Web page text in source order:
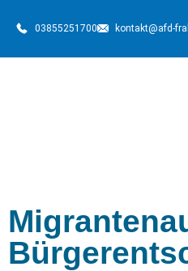
03855251700 kontakt@afd-